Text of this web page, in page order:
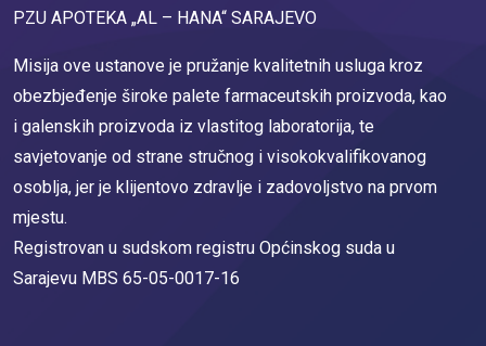
PZU APOTEKA „AL – HANA“ SARAJEVO
Misija ove ustanove je pružanje kvalitetnih usluga kroz
obezbjeđenje široke palete farmaceutskih proizvoda, kao
i galenskih proizvoda iz vlastitog laboratorija, te
savjetovanje od strane stručnog i visokokvalifikovanog
osoblja, jer je klijentovo zdravlje i zadovoljstvo na prvom
mjestu.
Registrovan u sudskom registru Općinskog suda u
Sarajevu MBS 65-05-0017-16